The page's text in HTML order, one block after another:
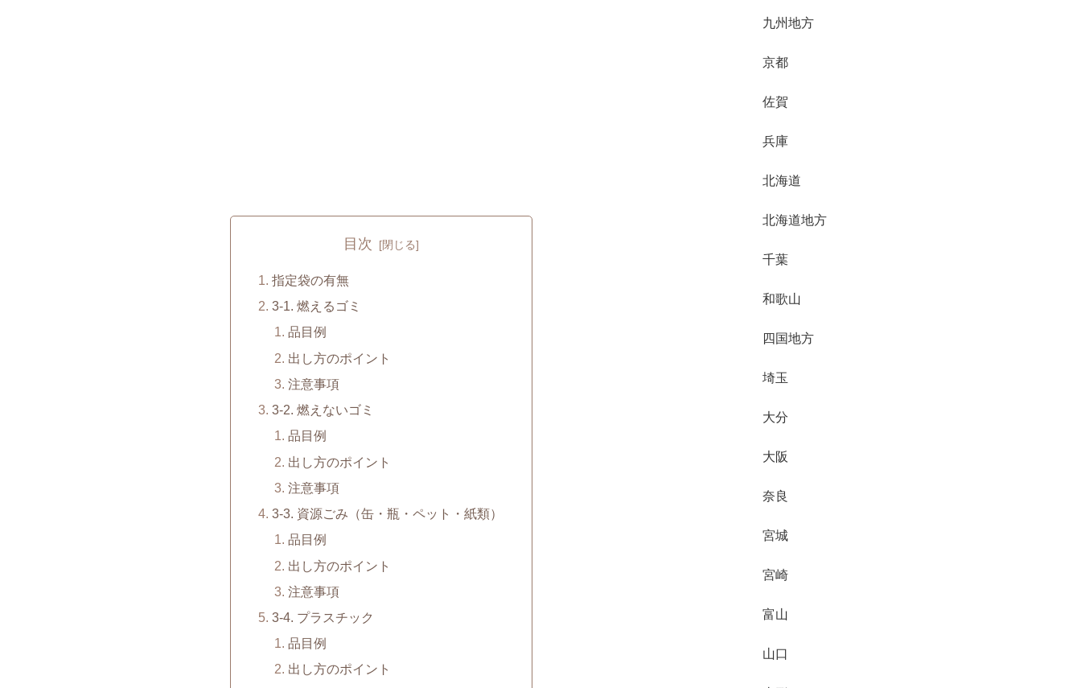
目次
指定袋の有無
3-1. 燃えるゴミ
品目例
出し方のポイント
注意事項
3-2. 燃えないゴミ
品目例
出し方のポイント
注意事項
3-3. 資源ごみ（缶・瓶・ペット・紙類）
品目例
出し方のポイント
注意事項
3-4. プラスチック
品目例
出し方のポイント
九州地方
京都
佐賀
兵庫
北海道
北海道地方
千葉
和歌山
四国地方
埼玉
大分
大阪
奈良
宮城
宮崎
富山
山口